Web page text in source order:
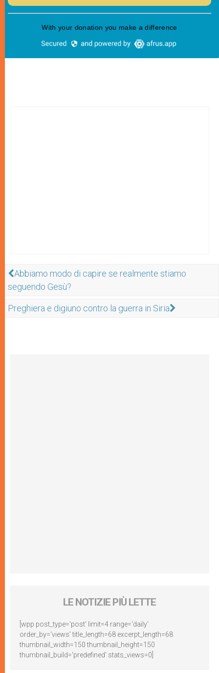
Abbiamo modo di capire se realmente stiamo
seguendo Gesù?
Preghiera e digiuno contro la guerra in Siria
LE NOTIZIE PIÙ LETTE
[wpp post_type='post' limit=4 range='daily'
order_by='views' title_length=68 excerpt_length=68
thumbnail_width=150 thumbnail_height=150
thumbnail_build='predefined' stats_views=0]